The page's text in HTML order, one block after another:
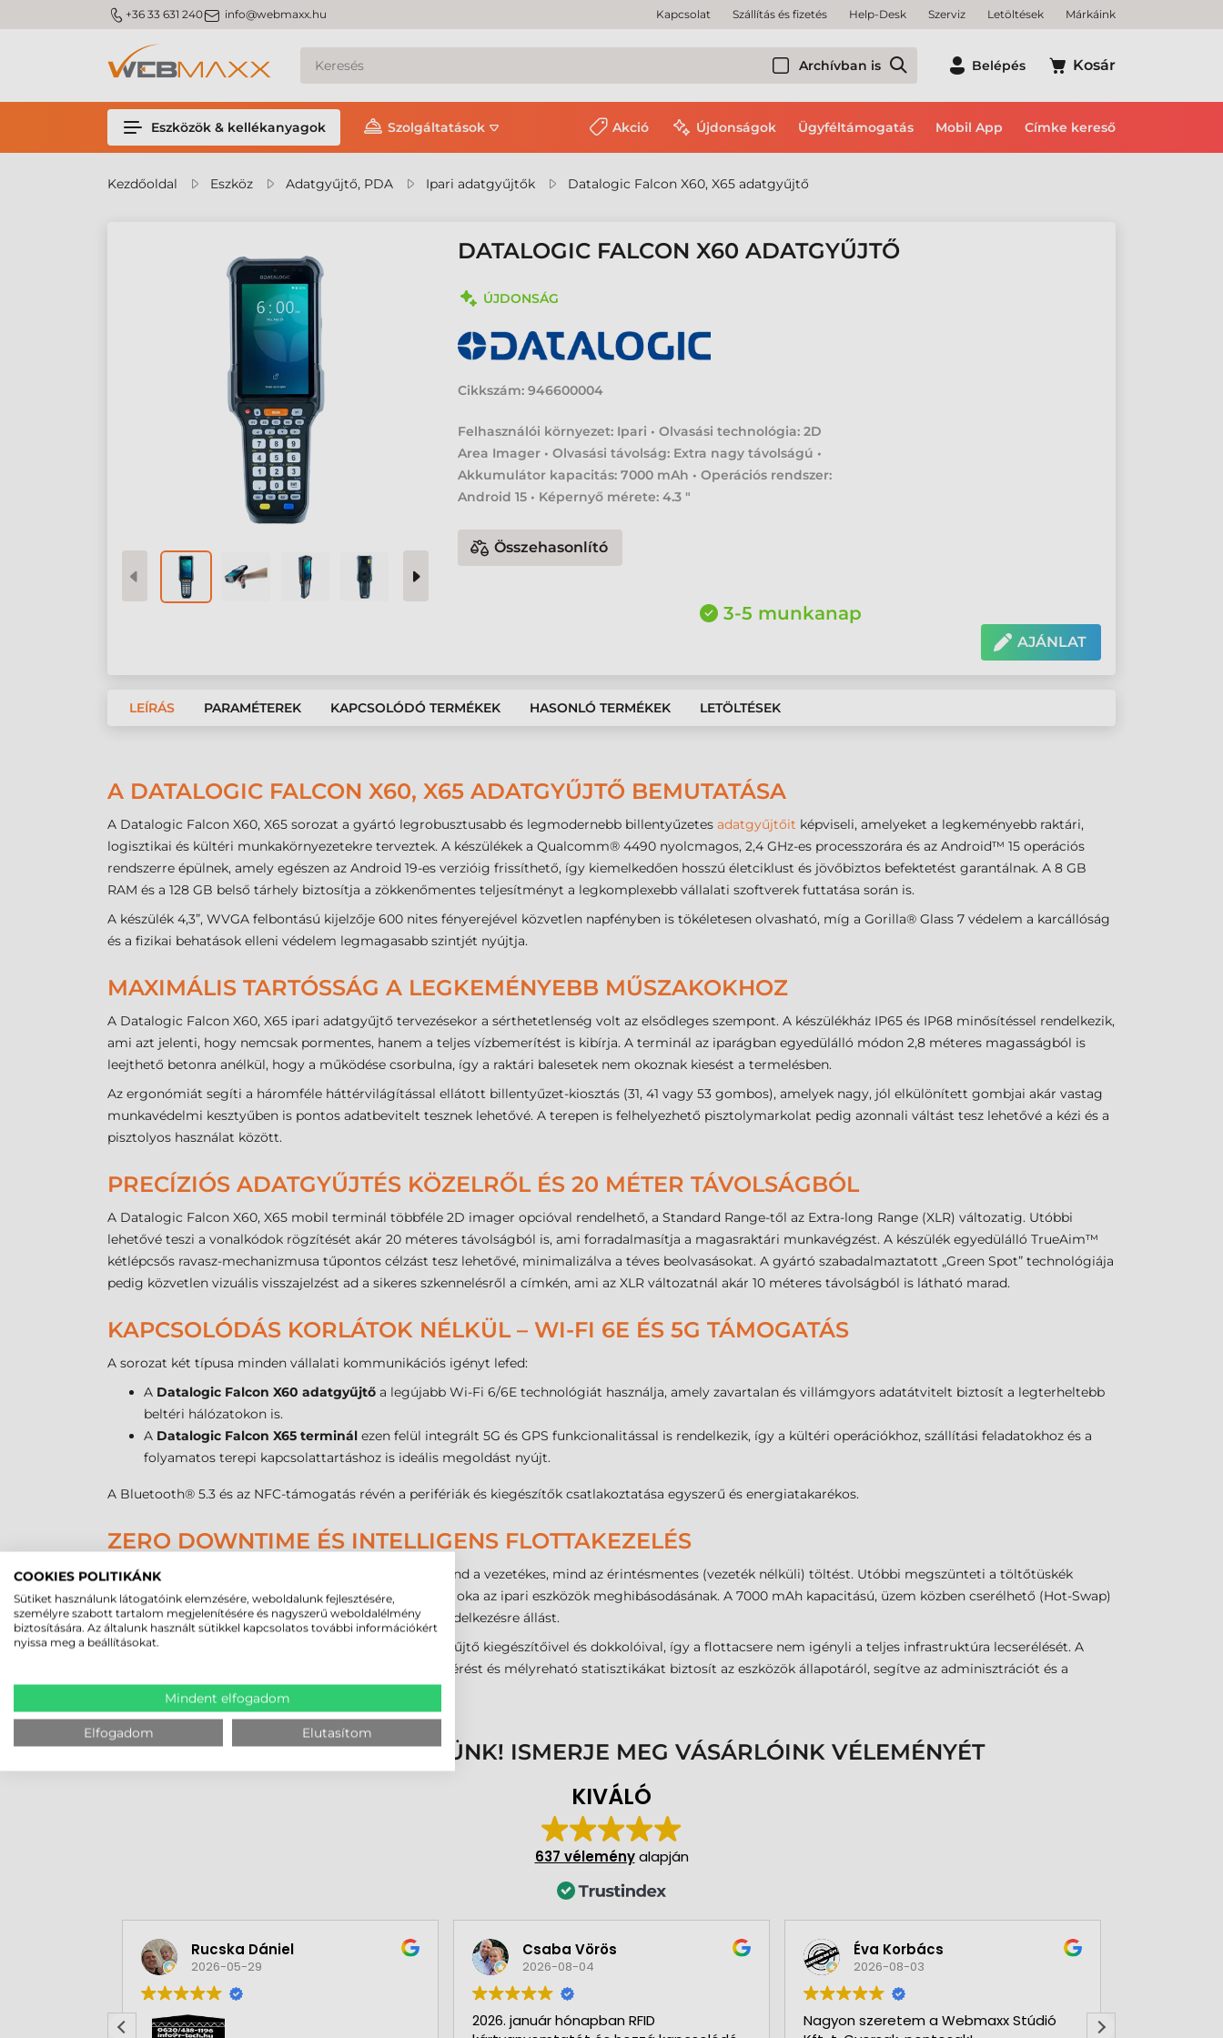
m_phone +36 33 631 240m_email info@webmaxx.hu Kapcsolat Szállítás és fizetés Help-Desk Szerviz Letöltések Márkáink
Archívban is Belépés Kosár
Eszközök & kellékanyagok Szolgáltatások Akció Újdonságok Ügyféltámogatás Mobil App Címke kereső
Kezdőoldal Eszköz Adatgyűjtő, PDA Ipari adatgyűjtők Datalogic Falcon X60, X65 adatgyűjtő
DATALOGIC FALCON X60 ADATGYŰJTŐ
ÚJDONSÁG
Cikkszám: 946600004
Felhasználói környezet: Ipari • Olvasási technológia: 2D
Area Imager • Olvasási távolság: Extra nagy távolságú •
Akkumulátor kapacitás: 7000 mAh • Operációs rendszer:
Android 15 • Képernyő mérete: 4.3 "
Összehasonlító
3-5 munkanap
AJÁNLAT
LEÍRÁS PARAMÉTEREK KAPCSOLÓDÓ TERMÉKEK HASONLÓ TERMÉKEK LETÖLTÉSEK
A DATALOGIC FALCON X60, X65 ADATGYŰJTŐ BEMUTATÁSA
A Datalogic Falcon X60, X65 sorozat a gyártó legrobusztusabb és legmodernebb billentyűzetes adatgyűjtőit képviseli, amelyeket a legkeményebb raktári,
logisztikai és kültéri munkakörnyezetekre terveztek. A készülékek a Qualcomm® 4490 nyolcmagos, 2,4 GHz-es processzorára és az Android™ 15 operációs
rendszerre épülnek, amely egészen az Android 19-es verzióig frissíthető, így kiemelkedően hosszú életciklust és jövőbiztos befektetést garantálnak. A 8 GB
RAM és a 128 GB belső tárhely biztosítja a zökkenőmentes teljesítményt a legkomplexebb vállalati szoftverek futtatása során is.
A készülék 4,3”, WVGA felbontású kijelzője 600 nites fényerejével közvetlen napfényben is tökéletesen olvasható, míg a Gorilla® Glass 7 védelem a karcállóság
és a fizikai behatások elleni védelem legmagasabb szintjét nyújtja.
MAXIMÁLIS TARTÓSSÁG A LEGKEMÉNYEBB MŰSZAKOKHOZ
A Datalogic Falcon X60, X65 ipari adatgyűjtő tervezésekor a sérthetetlenség volt az elsődleges szempont. A készülékház IP65 és IP68 minősítéssel rendelkezik,
ami azt jelenti, hogy nemcsak pormentes, hanem a teljes vízbemerítést is kibírja. A terminál az iparágban egyedülálló módon 2,8 méteres magasságból is
leejthető betonra anélkül, hogy a működése csorbulna, így a raktári balesetek nem okoznak kiesést a termelésben.
Az ergonómiát segíti a háromféle háttérvilágítással ellátott billentyűzet-kiosztás (31, 41 vagy 53 gombos), amelyek nagy, jól elkülönített gombjai akár vastag
munkavédelmi kesztyűben is pontos adatbevitelt tesznek lehetővé. A terepen is felhelyezhető pisztolymarkolat pedig azonnali váltást tesz lehetővé a kézi és a
pisztolyos használat között.
PRECÍZIÓS ADATGYŰJTÉS KÖZELRŐL ÉS 20 MÉTER TÁVOLSÁGBÓL
A Datalogic Falcon X60, X65 mobil terminál többféle 2D imager opcióval rendelhető, a Standard Range-től az Extra-long Range (XLR) változatig. Utóbbi
lehetővé teszi a vonalkódok rögzítését akár 20 méteres távolságból is, ami forradalmasítja a magasraktári munkavégzést. A készülék egyedülálló TrueAim™
kétlépcsős ravasz-mechanizmusa tűpontos célzást tesz lehetővé, minimalizálva a téves beolvasásokat. A gyártó szabadalmaztatott „Green Spot” technológiája
pedig közvetlen vizuális visszajelzést ad a sikeres szkennelésről a címkén, ami az XLR változatnál akár 10 méteres távolságból is látható marad.
KAPCSOLÓDÁS KORLÁTOK NÉLKÜL – WI-FI 6E ÉS 5G TÁMOGATÁS
A sorozat két típusa minden vállalati kommunikációs igényt lefed:
A Datalogic Falcon X60 adatgyűjtő a legújabb Wi-Fi 6/6E technológiát használja, amely zavartalan és villámgyors adatátvitelt biztosít a legterheltebb
beltéri hálózatokon is.
A Datalogic Falcon X65 terminál ezen felül integrált 5G és GPS funkcionalitással is rendelkezik, így a kültéri operációkhoz, szállítási feladatokhoz és a
folyamatos terepi kapcsolattartáshoz is ideális megoldást nyújt.
A Bluetooth® 5.3 és az NFC-támogatás révén a perifériák és kiegészítők csatlakoztatása egyszerű és energiatakarékos.
ZERO DOWNTIME ÉS INTELLIGENS FLOTTAKEZELÉS
A Datalogic Falcon X60, X65 adatgyűjtő támogatja mind a vezetékes, mind az érintésmentes (vezeték nélküli) töltést. Utóbbi megszünteti a töltőtüskék
kopását és szennyeződését, ami az egyik leggyakoribb oka az ipari eszközök meghibásodásának. A 7000 mAh kapacitású, üzem közben cserélhető (Hot-Swap)
akkumulátor pedig biztosítja a folyamatos, 24/7-es rendelkezésre állást.
A készülék kompatibilis a Datalogic Skorpio X5 adatgyűjtő kiegészítőivel és dokkolóival, így a flottacsere nem igényli a teljes infrastruktúra lecserélését. A
felhőalapú Datalogic Connect platform pedig távoli elérést és mélyreható statisztikákat biztosít az eszközök állapotáról, segítve az adminisztrációt és a
karbantartás tervezhetőségét.
MEGBÍZHAT BENNÜNK! ISMERJE MEG VÁSÁRLÓINK VÉLEMÉNYÉT
KIVÁLÓ
637 véleményalapján
Rucska Dániel
2026-05-29
Csaba Vörös
2026-08-04
2026. január hónapban RFID
Éva Korbács
2026-08-03
Nagyon szeretem a Webmaxx Stúdió
COOKIES POLITIKÁNK
Sütiket használunk látogatóink elemzésére, weboldalunk fejlesztésére,
személyre szabott tartalom megjelenítésére és nagyszerű weboldalélmény
biztosítására. Az általunk használt sütikkel kapcsolatos további információkért
nyissa meg a beállításokat.
Mindent elfogadom
Elfogadom Elutasítom